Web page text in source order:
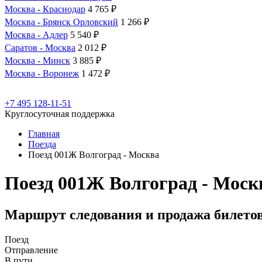
Москва - Краснодар 4 765 ₽
Москва - Брянск Орловский 1 266 ₽
Москва - Адлер 5 540 ₽
Саратов - Москва 2 012 ₽
Москва - Минск 3 885 ₽
Москва - Воронеж 1 472 ₽
+7 495 128-11-51
Круглосуточная поддержка
Главная
Поезда
Поезд 001Ж Волгоград - Москва
Поезд 001Ж Волгоград -
Маршрут следования и продажа
Поезд
Отправление